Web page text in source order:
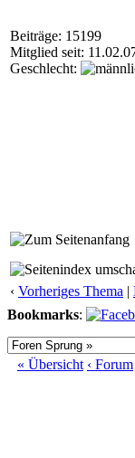
Beiträge: 15199
Mitglied seit:
Geschlecht:
‹ Vorheriges Thema |
Bookmarks:
« Übersicht ‹ Forum